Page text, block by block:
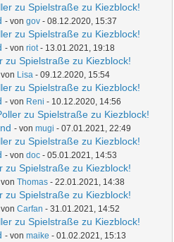
zu Spielstraße zu Kiezblock!
- vongov - 08.12.2020, 15:37
zu Spielstraße zu Kiezblock!
- vonriot- 13.01.2021, 19:18
zu Spielstraße zu Kiezblock!
Lisa - 09.12.2020, 15:54
zu Spielstraße zu Kiezblock!
- von Reni - 10.12.2020, 14:56
zu Spielstraße zu Kiezblock!
- vonmugi - 07.01.2021, 22:49
zu Spielstraße zu Kiezblock!
- vondoc - 05.01.2021, 14:53
zu Spielstraße zu Kiezblock!
vonThomas - 22.01.2021, 14:38
zu Spielstraße zu Kiezblock!
vonCarfan - 31.01.2021, 14:52
zu Spielstraße zu Kiezblock!
- vonmaike - 01.02.2021, 15:13